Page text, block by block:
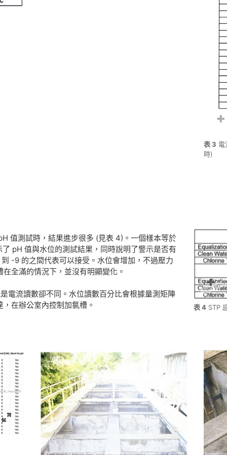
表 3 電
時)
表 4STP
值測試時，結果進步很多 (見表 4)。一個樣本等於
pH 值與水位的測試結果，同時說明了警示是否有
-9 的之間代表可以接受。水位會增加，不過壓力
全滿的情況下，並沒有明顯變化。
電流讀數卻不同。水位讀數百分比會根據量測矩陣
在辦公室內控制加氯槽。